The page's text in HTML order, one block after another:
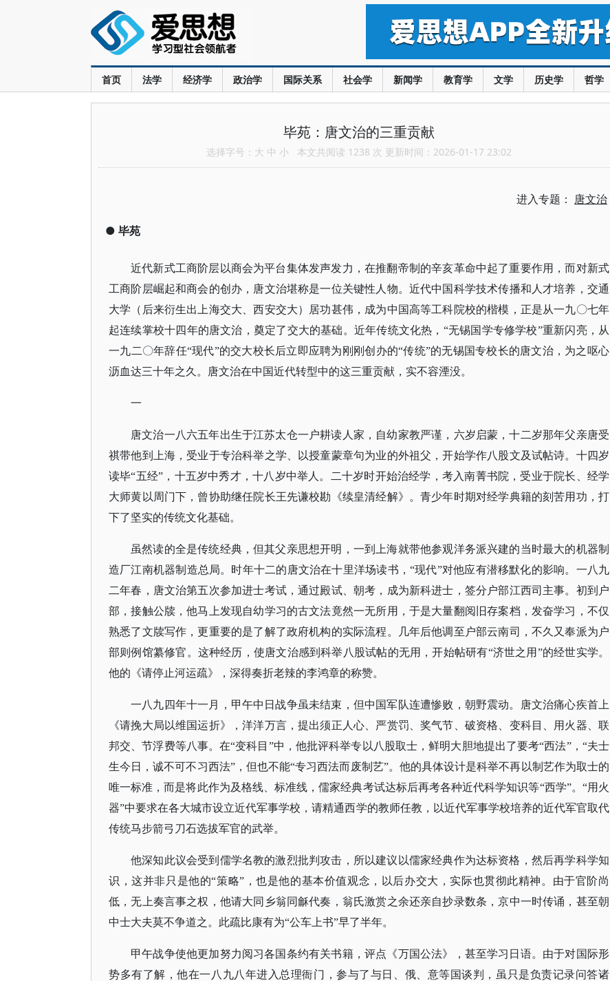
首页 法学 经济学 政治学 国际关系 社会学 新闻学 教育学 文学 历史学 哲学
毕苑：唐文治的三重贡献
选择字号： 大 中 小 本文共阅读 1238 次 更新时间：2026-01-17 23:02
进入专题： 唐文治
● 毕苑
近代新式工商阶层以商会为平台集体发声发力，在推翻帝制的辛亥革命中起了重要作用，而对新式
工商阶层崛起和商会的创办，唐文治堪称是一位关键性人物。近代中国科学技术传播和人才培养，交通
大学（后来衍生出上海交大、西安交大）居功甚伟，成为中国高等工科院校的楷模，正是从一九〇七年
起连续掌校十四年的唐文治，奠定了交大的基础。近年传统文化热， “无锡国学专修学校”重新闪亮，从
一九二〇年辞任“现代”的交大校长后立即应聘为刚刚创办的“传统”的无锡国专校长的唐文治，为之呕心
沥血达三十年之久。唐文治在中国近代转型中的这三重贡献，实不容湮没。
一
唐文治一八六五年出生于江苏太仓一户耕读人家，自幼家教严谨，六岁启蒙，十二岁那年父亲唐受
祺带他到上海，受业于专治科举之学、以授童蒙章句为业的外祖父，开始学作八股文及试帖诗。十四岁
读毕“五经”，十五岁中秀才，十八岁中举人。二十岁时开始治经学，考入南菁书院，受业于院长、经学
大师黄以周门下，曾协助继任院长王先谦校勘《续皇清经解》。青少年时期对经学典籍的刻苦用功，打
下了坚实的传统文化基础。
虽然读的全是传统经典，但其父亲思想开明，一到上海就带他参观洋务派兴建的当时最大的机器制
造厂江南机器制造总局。时年十二的唐文治在十里洋场读书， “现代”对他应有潜移默化的影响。一八九
二年春，唐文治第五次参加进士考试，通过殿试、朝考，成为新科进士，签分户部江西司主事。初到户
部，接触公牍，他马上发现自幼学习的古文法竟然一无所用，于是大量翻阅旧存案档，发奋学习，不仅
熟悉了文牍写作，更重要的是了解了政府机构的实际流程。几年后他调至户部云南司，不久又奉派为户
部则例馆纂修官。这种经历，使唐文治感到科举八股试帖的无用，开始帖研有“济世之用”的经世实学。
他的《请停止河运疏》，深得奏折老辣的李鸿章的称赞。
一八九四年十一月，甲午中日战争虽未结束，但中国军队连遭惨败，朝野震动。唐文治痛心疾首上
《请挽大局以维国运折》，洋洋万言，提出须正人心、严赏罚、奖气节、破资格、变科目、用火器、联
邦交、节浮费等八事。在“变科目”中，他批评科举专以八股取士，鲜明大胆地提出了要考“西法”，“夫士
生今日，诚不可不习西法”，但也不能“专习西法而废制艺”。他的具体设计是科举不再以制艺作为取士的
唯一标准，而是将此作为及格线、标准线，儒家经典考试达标后再考各种近代科学知识等“西学”。“用火
器”中要求在各大城市设立近代军事学校，请精通西学的教师任教，以近代军事学校培养的近代军官取代
传统马步箭弓刀石选拔军官的武举。
他深知此议会受到儒学名教的激烈批判攻击，所以建议以儒家经典作为达标资格，然后再学科学知
识，这并非只是他的“策略”，也是他的基本价值观念，以后办交大，实际也贯彻此精神。由于官阶尚
低，无上奏言事之权，他请大同乡翁同龢代奏，翁氏激赏之余还亲自抄录数条，京中一时传诵，甚至朝
中士大夫莫不争道之。此疏比康有为“公车上书”早了半年。
甲午战争使他更加努力阅习各国条约有关书籍，评点《万国公法》，甚至学习日语。由于对国际形
势多有了解，他在一八九八年进入总理衙门，参与了与日、俄、意等国谈判，虽只是负责记录问答诸